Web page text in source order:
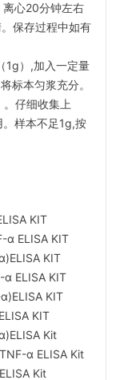
离心20分钟左右
保存过程中如有
1g）,加入一定量
标本匀浆充分。
仔细收集上
样本不足1g,按
KIT
α ELISA KIT
KIT
ELISA KIT
KIT
KIT
Kit
α ELISA Kit
Kit